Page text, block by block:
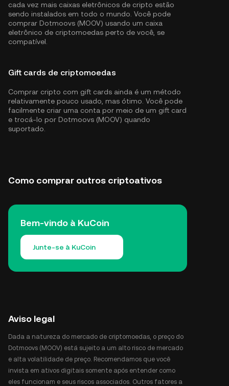
cada vez mais caixas eletrônicos de cripto estão
sendo instalados em todo o mundo. Você pode
comprar Dotmoovs (MOOV) usando um caixa
eletrônico de criptomoedas perto de você, se
compatível.
Gift cards de criptomoedas
Comprar cripto com gift cards ainda é um método
relativamente pouco usado, mas ótimo. Você pode
facilmente criar uma conta por meio de um gift card
e trocá-lo por Dotmoovs (MOOV) quando
suportado.
Como comprar outros criptoativos
Bem-vindo à KuCoin
Junte-se à KuCoin
Aviso legal
Dada a natureza do mercado de criptomoedas, o preço do
Dotmoovs (MOOV) está sujeito a um alto risco de mercado
e alta volatilidade de preço. Recomendamos que você
invista em ativos digitais somente após entender como
eles funcionam e seus riscos associados. Outros fatores a